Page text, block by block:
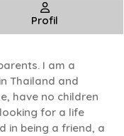
Profil
I am a
Thailand and
have no children
for a life
in being a friend, a